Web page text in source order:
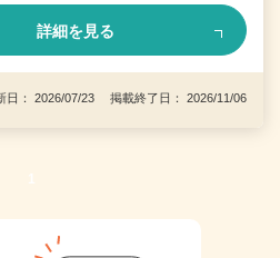
詳細を見る
日： 2026/07/23 掲載終了日： 2026/11/06
1